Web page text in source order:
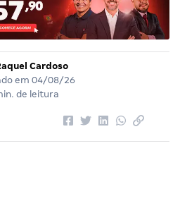
Cardoso
em 04/08/26
de leitura